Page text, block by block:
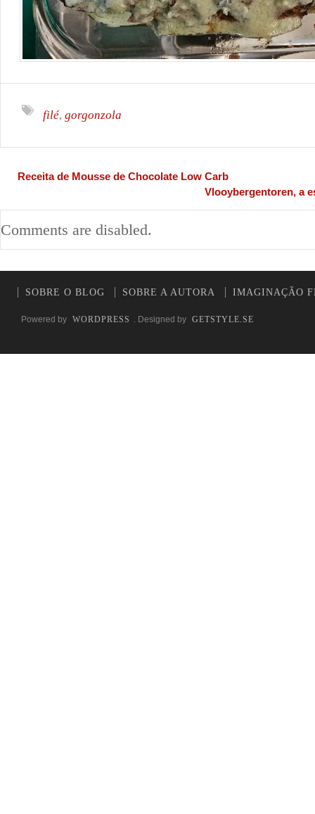
filé, gorgonzola
Receita de Mousse de Chocolate Low Carb
Vlooybergentoren, a
Comments are disabled.
SOBRE O BLOG SOBRE A AUTORA IMAGINAÇÃO
Powered by WORDPRESS . Designed by GETSTYLE.SE